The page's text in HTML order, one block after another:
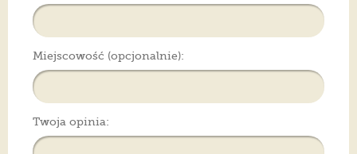
Miejscowość (opcjonalnie):
Twoja opinia: